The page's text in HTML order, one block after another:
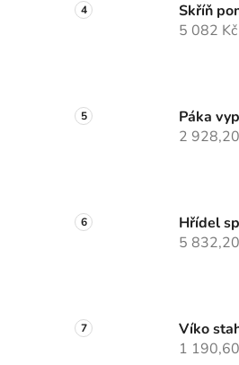
Skříň
5 082 Kč
Páka
2
Hřídel
5
Víko
1